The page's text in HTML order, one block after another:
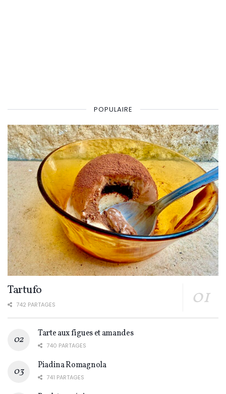
POPULAIRE
Tartufo
742 PARTAGES
Tarte aux figues et amandes
740 PARTAGES
Piadina Romagnola
741 PARTAGES